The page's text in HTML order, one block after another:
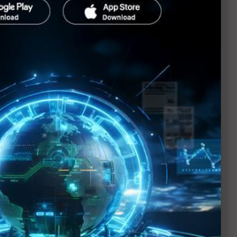
世界的啟示
響難估 對全球經濟前景不宜太過
面向考量
1核電廠6座反應爐恐全廢的可能性
機有進展 食物卻爆輻射問題
供電恢復正常 唯隱憂仍存